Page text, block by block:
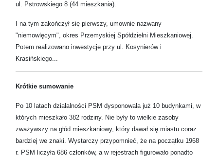
ul. Pstrowskiego 8 (44 mieszkania).
I na tym zakończył się pierwszy, umownie nazwany
"niemowlęcym", okres Przemyskiej Spółdzielni Mieszkaniowej.
Potem realizowano inwestycje przy ul. Kosynierów i
Krasińskiego...
Krótkie sumowanie
Po 10 latach działalności PSM dysponowała już 10 budynkami, w
których mieszkało 382 rodziny. Nie były to wielkie zasoby
zważywszy na głód mieszkaniowy, który dawał się miastu coraz
bardziej we znaki. Wystarczy przypomnieć, że na początku 1968
r. PSM liczyła 686 członków, a w rejestrach figurowało ponadto